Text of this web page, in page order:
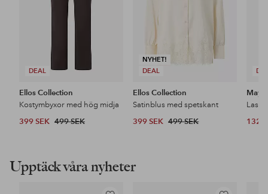
DEAL
Ellos Collection
Kostymbyxor med hög midja
399 SEK 499 SEK
NYHET!
DEAL
Ellos Collection
Satinblus med spetskant
399 SEK 499 SEK 132
Upptäck våra nyheter